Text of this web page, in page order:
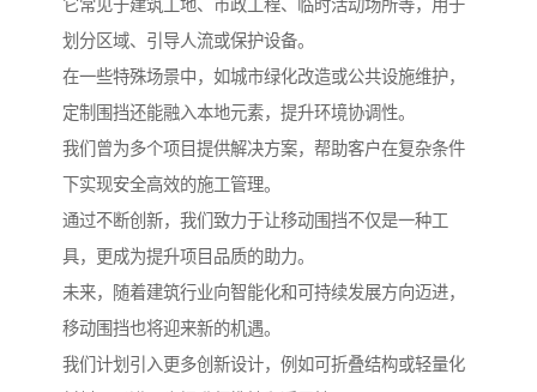
它常见于建筑工地、市政工程、临时活动场所等，用于
划分区域、引导人流或保护设备。
在一些特殊场景中，如城市绿化改造或公共设施维护，
定制围挡还能融入本地元素，提升环境协调性。
我们曾为多个项目提供解决方案，帮助客户在复杂条件
下实现安全高效的施工管理。
通过不断创新，我们致力于让移动围挡不仅是一种工
具，更成为提升项目品质的助力。
未来，随着建筑行业向智能化和可持续发展方向迈进，
移动围挡也将迎来新的机遇。
我们计划引入更多创新设计，例如可折叠结构或轻量化